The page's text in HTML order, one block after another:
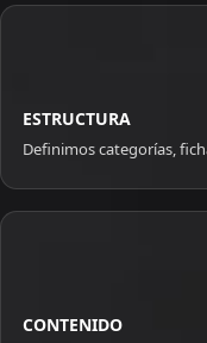
ESTRUCTURA
Definimos categorías,
CONTENIDO